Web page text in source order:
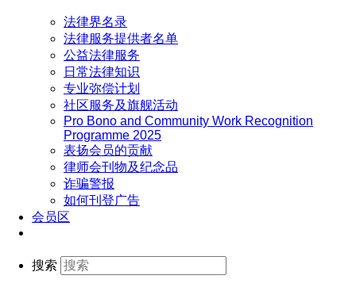
法律界名录
法律服务提供者名单
公益法律服务
日常法律知识
专业弥偿计划
社区服务及旗舰活动
Pro Bono and Community Work Recognition
Programme 2025
表扬会员的贡献
律师会刊物及纪念品
诈骗警报
如何刊登广告
会员区
搜索